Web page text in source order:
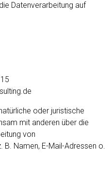
Datenverarbeitung auf
oder juristische
mit anderen über die
von
Namen, E-Mail-Adressen o.